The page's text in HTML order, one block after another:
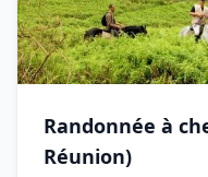
Randonnée à
Réunion)